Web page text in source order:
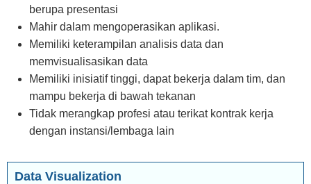
berupa presentasi
Mahir dalam mengoperasikan aplikasi.
Memiliki keterampilan analisis data dan
memvisualisasikan data
Memiliki inisiatif tinggi, dapat bekerja dalam tim, dan
mampu bekerja di bawah tekanan
Tidak merangkap profesi atau terikat kontrak kerja
dengan instansi/lembaga lain
Data Visualization